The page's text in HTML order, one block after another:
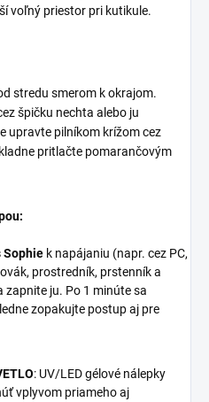
voľný priestor pri kutikule.
stredu smerom k okrajom.
špičku nechta alebo ju
upravte pilníkom krížom cez
pritlačte pomarančovým
Sophie k napájaniu (napr. cez PC,
prostredník, prstenník a
zapnite ju. Po 1 minúte sa
zopakujte postup aj pre
: UV/LED gélové nálepky
vplyvom priameho aj